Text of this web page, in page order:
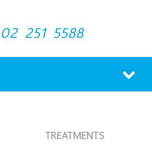
02 251 5588
TREATMENTS